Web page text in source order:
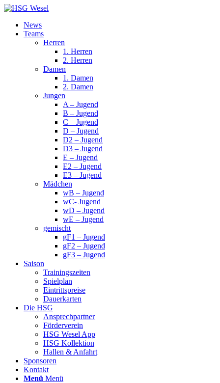
News
Teams
Herren
1. Herren
2. Herren
Damen
1. Damen
2. Damen
Jungen
A – Jugend
B – Jugend
C – Jugend
D – Jugend
D2 – Jugend
D3 – Jugend
E – Jugend
E2 – Jugend
E3 – Jugend
Mädchen
wB – Jugend
wC- Jugend
wD – Jugend
wE – Jugend
gemischt
gF1 – Jugend
gF2 – Jugend
gF3 – Jugend
Saison
Trainingszeiten
Spielplan
Eintrittspreise
Dauerkarten
Die HSG
Ansprechpartner
Förderverein
HSG Wesel App
HSG Kollektion
Hallen & Anfahrt
Sponsoren
Kontakt
Menü Menü